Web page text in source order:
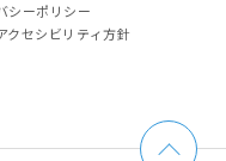
シーポリシー
クセシビリティ方針